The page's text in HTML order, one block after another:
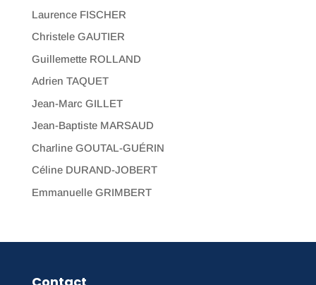
Laurence FISCHER
Christele GAUTIER
Guillemette ROLLAND
Adrien TAQUET
Jean-Marc GILLET
Jean-Baptiste MARSAUD
Charline GOUTAL-GUÉRIN
Céline DURAND-JOBERT
Emmanuelle GRIMBERT